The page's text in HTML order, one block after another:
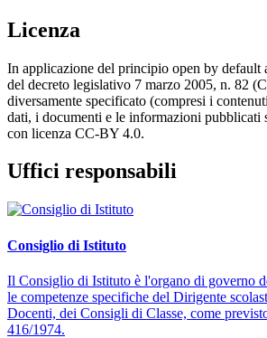
Licenza
In applicazione del principio open by default
del decreto legislativo 7 marzo 2005, n. 82
diversamente specificato (compresi i
dati, i documenti e le informazioni pubblicati
con licenza CC-BY 4.0.
Uffici responsabili
Consiglio di Istituto
Il Consiglio di Istituto è l'organo di governo
le competenze specifiche del Dirigente
Docenti, dei Consigli di Classe, come
416/1974.